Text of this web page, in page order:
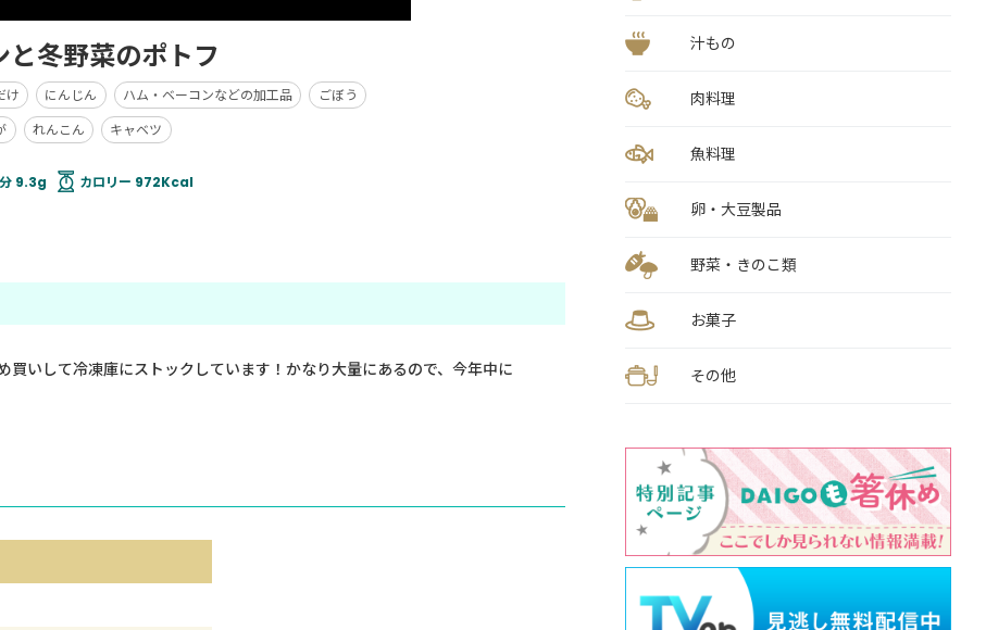
と冬野菜のポトフ
け にんじん ハム・ベーコンなどの加工品
ごぼう
れんこん キャベツ
9.3g カロリー 972Kcal
買いして冷凍庫にストックしています！かなり大量にあるので、今年中に
汁もの
肉料理
魚料理
卵・大豆製品
野菜・きのこ類
お菓子
その他